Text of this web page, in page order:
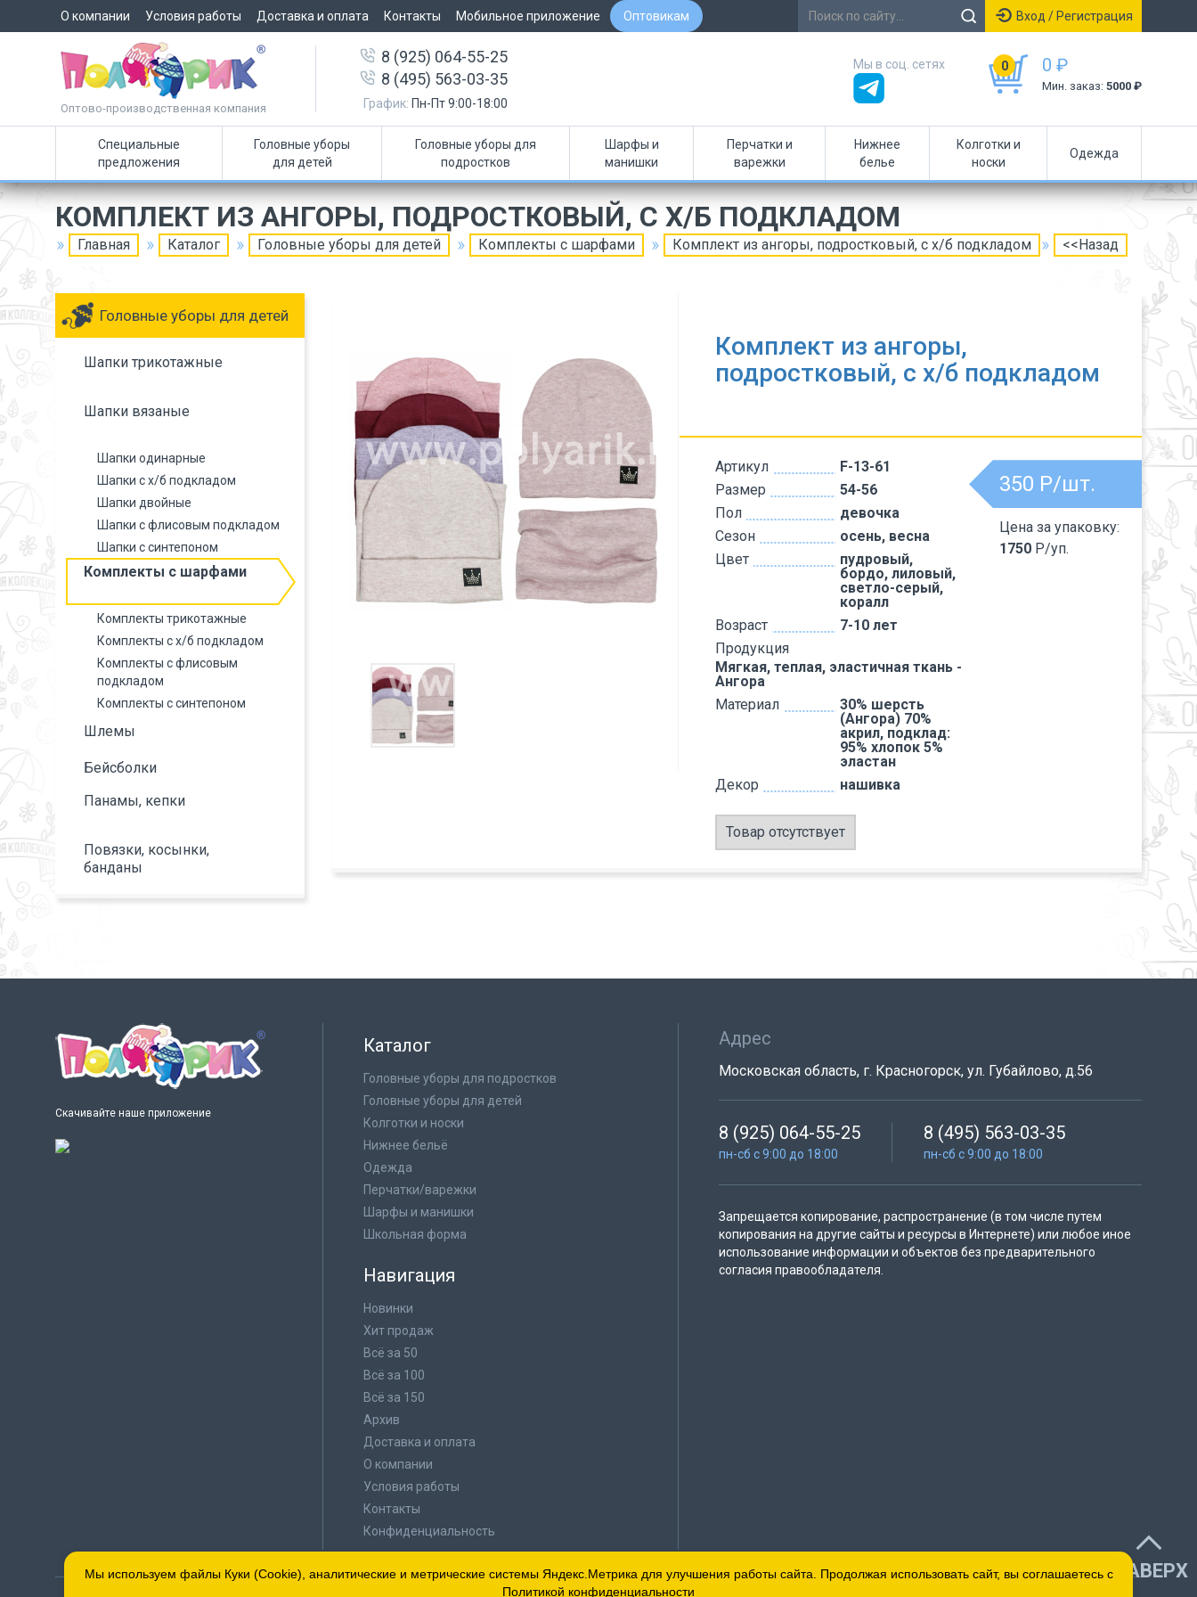
О компании Условия работы Доставка и оплата Контакты Мобильное приложение Оптовикам Вход / Регистрация
Оптово-производственная компания
8 (925) 064-55-25
8 (495) 563-03-35
График: Пн-Пт 9:00-18:00
0 0 ₽
Мин. заказ: 5000 ₽
Мы в соц. сетях
Специальные
предложения
Головные уборы
для детей
Головные уборы для
подростков
Шарфы и
манишки
Перчатки и
варежки
Нижнее
белье
Колготки и
носки
Одежда
КОМПЛЕКТ ИЗ АНГОРЫ, ПОДРОСТКОВЫЙ, C Х/Б ПОДКЛАДОМ
Главная Каталог Головные уборы для детей Комплекты с шарфами Комплект из ангоры, подростковый, c х/б подкладом <<Назад
Головные уборы для детей
Шапки трикотажные
Шапки вязаные
Шапки одинарные
Шапки с х/б подкладом
Шапки двойные
Шапки с флисовым подкладом
Шапки с синтепоном
Комплекты с шарфами
Комплекты трикотажные
Комплекты с х/б подкладом
Комплекты с флисовым
подкладом
Комплекты с синтепоном
Шлемы
Бейсболки
Панамы, кепки
Повязки, косынки,
банданы
Комплект из ангоры,
подростковый, c х/б подкладом
Артикул
F-13-61
Размер
54-56
Пол
девочка
Сезон
осень, весна
Цвет
пудровый,
бордо, лиловый,
светло-серый,
коралл
Возраст
7-10 лет
Продукция
Мягкая, теплая, эластичная ткань -
Ангора
Материал
30% шерсть
(Ангора) 70%
акрил, подклад:
95% хлопок 5%
эластан
Декор
нашивка
350 Р/шт.
Цена за упаковку:
1750 Р/уп.
Товар отсутствует
Скачивайте наше приложение
Каталог
Головные уборы для подростков
Головные уборы для детей
Колготки и носки
Нижнее бельё
Одежда
Перчатки/варежки
Шарфы и манишки
Школьная форма
Навигация
Новинки
Хит продаж
Всё за 50
Всё за 100
Всё за 150
Архив
Доставка и оплата
О компании
Условия работы
Контакты
Конфиденциальность
Адрес
Московская область, г. Красногорск, ул. Губайлово, д.56
8 (925) 064-55-25
пн-сб с 9:00 до 18:00
8 (495) 563-03-35
пн-сб с 9:00 до 18:00
Запрещается копирование, распространение (в том числе путем
копирования на другие сайты и ресурсы в Интернете) или любое иное
использование информации и объектов без предварительного
согласия правообладателя.
НАВЕРХ
Мы используем файлы Куки (Cookie), аналитические и метрические системы Яндекс.Метрика для улучшения работы сайта. Продолжая использовать сайт, вы соглашаетесь с
Политикой конфиденциальности